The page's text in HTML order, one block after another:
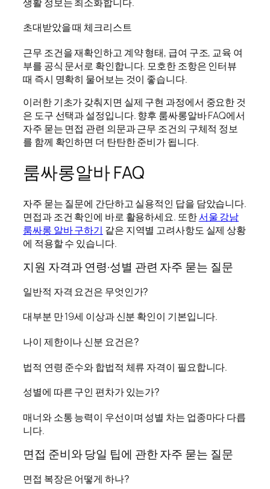
초대받았을 때 체크리스트
근무 조건을 재확인하고 계약 형태, 급여 구조, 교육 여
부를 공식 문서로 확인합니다. 모호한 조항은 인터뷰
때 즉시 명확히 물어보는 것이 좋습니다.
이러한 기초가 갖춰지면 실제 구현 과정에서 중요한 것
은 도구 선택과 설정입니다. 향후 룸싸롱알바 FAQ에서
자주 묻는 면접 관련 의문과 근무 조건의 구체적 정보
를 함께 확인하면 더 탄탄한 준비가 됩니다.
룸싸롱알바 FAQ
자주 묻는 질문에 간단하고 실용적인 답을 담았습니다.
면접과 조건 확인에 바로 활용하세요. 또한서울 강남
룸싸롱 알바 구하기 같은 지역별 고려사항도 실제 상황
에 적용할 수 있습니다.
지원 자격과 연령·성별 관련 자주 묻는 질문
일반적 자격 요건은 무엇인가?
대부분 만 19세 이상과 신분 확인이 기본입니다.
나이 제한이나 신분 요건은?
법적 연령 준수와 합법적 체류 자격이 필요합니다.
성별에 따른 구인 편차가 있는가?
매너와 소통 능력이 우선이며 성별 차는 업종마다 다릅
니다.
면접 준비와 당일 팁에 관한 자주 묻는 질문
면접 복장은 어떻게 하나?